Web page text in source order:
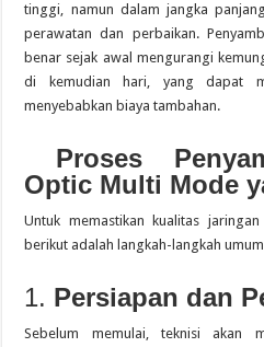
tinggi, namun dalam jangka
perawatan dan perbaikan.
benar sejak awal mengurangi
di kemudian hari, yang dapat
menyebabkan biaya tambahan.
Proses
Optic Multi Mode
Untuk memastikan kualitas
berikut adalah langkah-langkah
1. Persiapan dan
Sebelum memulai, teknisi akan